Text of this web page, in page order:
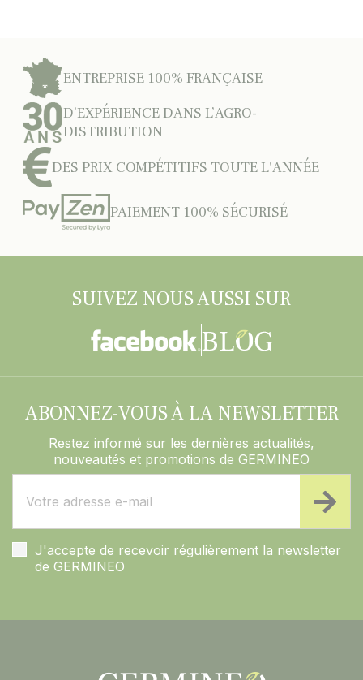
ENTREPRISE 100% FRANÇAISE
D’EXPÉRIENCE DANS L’AGRO-
DISTRIBUTION
DES PRIX COMPÉTITIFS TOUTE L'ANNÉE
PAIEMENT 100% SÉCURISÉ
SUIVEZ NOUS AUSSI SUR
ABONNEZ-VOUS À LA NEWSLETTER
Restez informé sur les dernières actualités,
nouveautés et promotions de GERMINEO
J'accepte de recevoir régulièrement la newsletter
de GERMINEO